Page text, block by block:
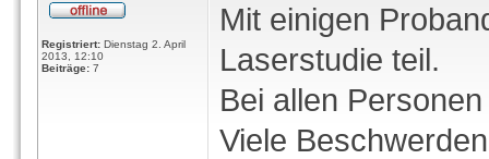
Registriert: Dienstag 2. April
2013, 12:10
Beiträge: 7
Mit einigen
Laserstudie teil.
Bei allen
Viele